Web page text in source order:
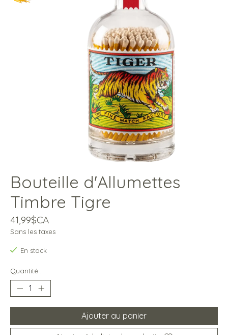
Bouteille d'Allumettes
Timbre Tigre
41,99$CA
Sans les taxes
En stock
Quantité :
Ajouter au panier